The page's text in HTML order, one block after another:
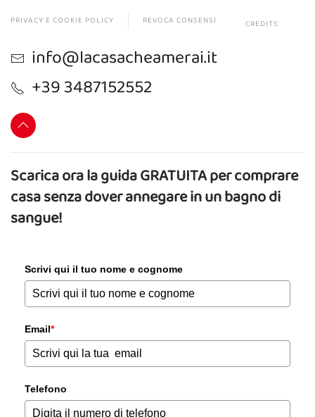
PRIVACY E COOKIE POLICY REVOCA CONSENSI CREDITS
info@lacasacheamerai.it
+39 3487152552
Scarica ora la guida GRATUITA per comprare
casa senza dover annegare in un bagno di
sangue!
Scrivi qui il tuo nome e cognome
Email*
Telefono